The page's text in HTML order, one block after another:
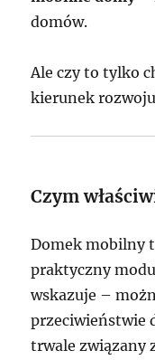
domów.
Ale czy to tylko
kierunek
Czym
Domek mobilny
praktyczny
wskazuje –
przeciwieństwie
trwale związany